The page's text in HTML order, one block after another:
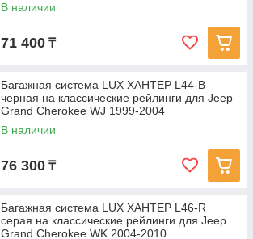
В наличии
71 400 ₸
Багажная система LUX ХАНТЕР L44-B
черная на классические рейлинги для Jeep
Grand Cherokee WJ 1999-2004
В наличии
76 300 ₸
Багажная система LUX ХАНТЕР L46-R
серая на классические рейлинги для Jeep
Grand Cherokee WK 2004-2010